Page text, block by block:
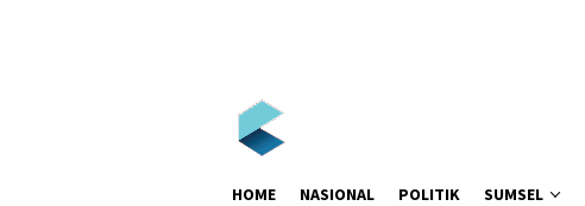
HOME NASIONAL POLITIK SUMSEL